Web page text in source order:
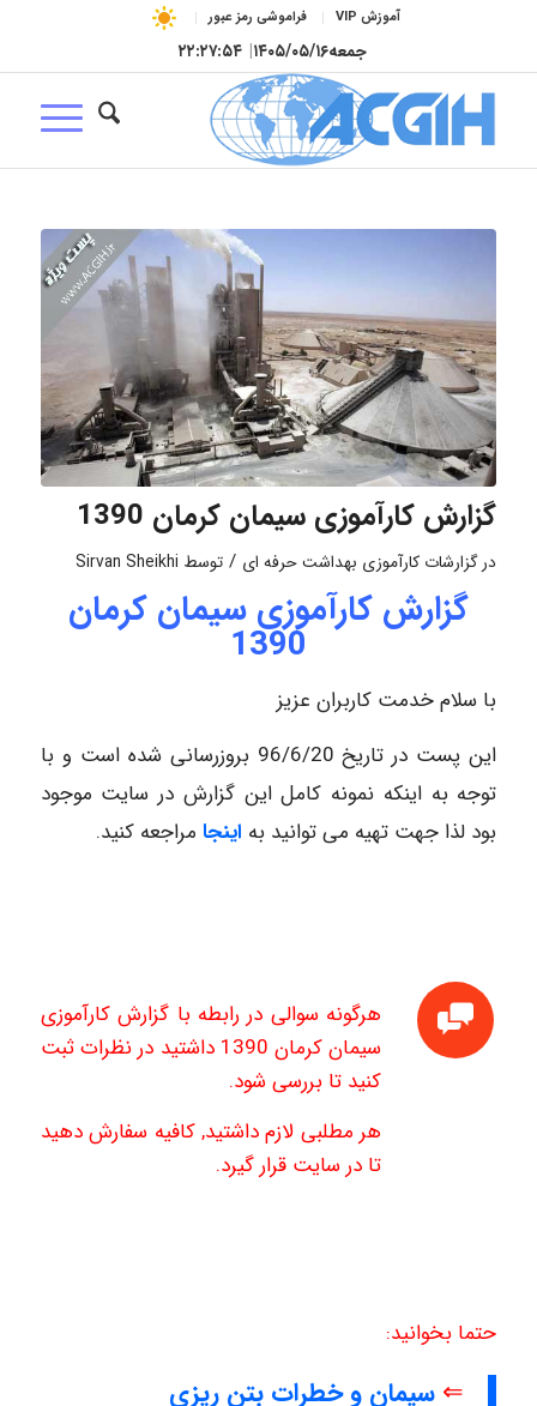
آموزش VIP فراموشی رمز عبور
جمعه۱۴۰۵/۰۵/۱۶| ۲۲:۲۷:۵۴
گزارش کارآموزی سیمان کرمان 1390
درگزارشات کارآموزی بهداشت حرفه ای / توسط Sirvan Sheikhi
گزارش کارآموزی سیمان کرمان
1390
با سلام خدمت کاربران عزیز
این پست در تاریخ 96/6/20 بروزرسانی شده است و با
توجه به اینکه نمونه کامل این گزارش در سایت موجود
بود لذا جهت تهیه می توانید به اینجامراجعه کنید.
هرگونه سوالی در رابطه با گزارش کارآموزی
سیمان کرمان 1390 داشتید در نظرات ثبت
کنید تا بررسی شود.
هر مطلبی لازم داشتید, کافیه سفارش دهید
تا در سایت قرار گیرد.
حتما بخوانید:
⇐ سیمان و خطرات بتن ریزی